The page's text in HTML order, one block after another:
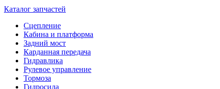
Каталог запчастей
Сцепление
Кабина и платформа
Задний мост
Карданная передача
Гидравлика
Рулевое управление
Тормоза
Гидросила